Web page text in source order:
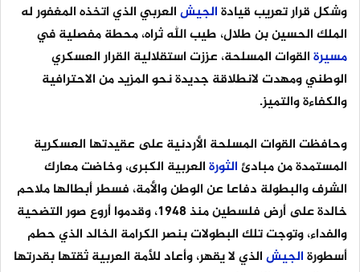
وشكل قرار تعريب قيادةالجيشالعربي الذي اتخذه المغفور له
الملك الحسين بن طلال، طيب الله ثراه، محطة مفصلية في
مسيرةالقوات المسلحة، عززت استقلالية القرار العسكري
الوطني ومهدت لانطلاقة جديدة نحو المزيد من الاحترافية
والكفاءة والتميز.
وحافظت القوات المسلحة الأردنية على عقيدتها العسكرية
المستمدة من مبادئالثورةالعربية الكبرى، وخاضت معارك
الشرف والبطولة دفاعا عن الوطن والأمة، فسطر أبطالها ملاحم
خالدة على أرض فلسطين منذ 1948، وقدموا أروع صور التضحية
والفداء، وتوجت تلك البطولات بنصر الكرامة الخالد الذي حطم
أسطورةالجيشالذي لا يقهر، وأعاد للأمة العربية ثقتها بقدرتها